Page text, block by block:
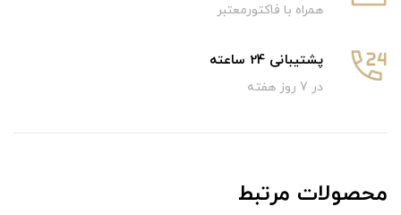
همراه با فاکتورمعتبر
پشتیبانی 24 ساعته
در 7 روز هفته
محصولات مرتبط